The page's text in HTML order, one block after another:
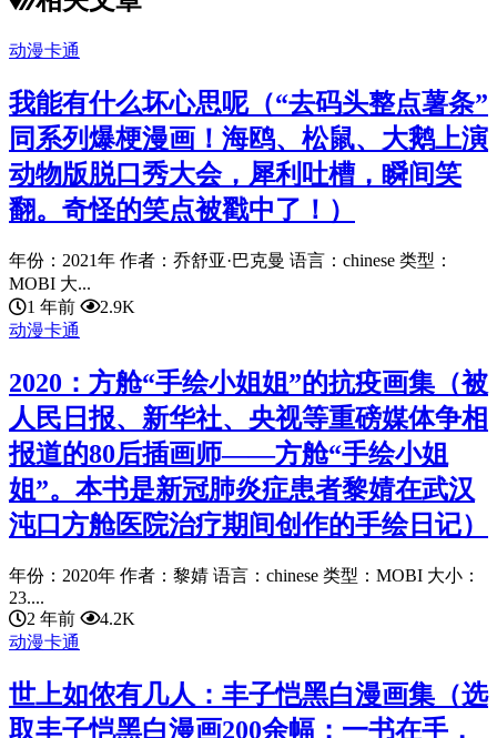
动漫卡通
我能有什么坏心思呢（“去码头整点薯条”
同系列爆梗漫画！海鸥、松鼠、大鹅上演
动物版脱口秀大会，犀利吐槽，瞬间笑
翻。奇怪的笑点被戳中了！）
年份：2021年 作者：乔舒亚·巴克曼 语言：chinese 类型：
MOBI 大...
1 年前
2.9K
动漫卡通
2020：方舱“手绘小姐姐”的抗疫画集（被
人民日报、新华社、央视等重磅媒体争相
报道的80后插画师——方舱“手绘小姐
姐”。本书是新冠肺炎症患者黎婧在武汉
沌口方舱医院治疗期间创作的手绘日记）
年份：2020年 作者：黎婧 语言：chinese 类型：MOBI 大小：
23....
2 年前
4.2K
动漫卡通
世上如侬有几人：丰子恺黑白漫画集（选
取丰子恺黑白漫画200余幅；一书在手，